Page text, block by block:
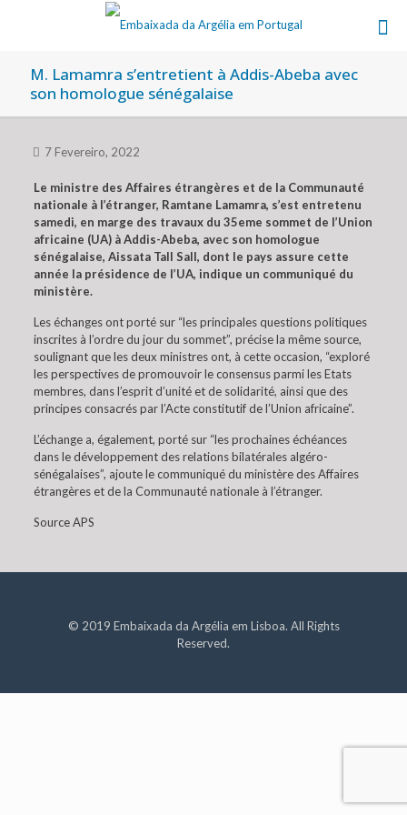
M. Lamamra s’entretient à Addis-Abeba avec
son homologue sénégalaise
7 Fevereiro, 2022
Le ministre des Affaires étrangères et de la Communauté
nationale à l’étranger, Ramtane Lamamra, s’est entretenu
samedi, en marge des travaux du 35eme sommet de l’Union
africaine (UA) à Addis-Abeba, avec son homologue
sénégalaise, Aissata Tall Sall, dont le pays assure cette
année la présidence de l’UA, indique un communiqué du
ministère.
Les échanges ont porté sur “les principales questions politiques
inscrites à l’ordre du jour du sommet”, précise la même source,
soulignant que les deux ministres ont, à cette occasion, “exploré
les perspectives de promouvoir le consensus parmi les Etats
membres, dans l’esprit d’unité et de solidarité, ainsi que des
principes consacrés par l’Acte constitutif de l’Union africaine”.
L’échange a, également, porté sur “les prochaines échéances
dans le développement des relations bilatérales algéro-
sénégalaises”, ajoute le communiqué du ministère des Affaires
étrangères et de la Communauté nationale à l’étranger.
Source APS
© 2019 Embaixada da Argélia em Lisboa. All Rights
Reserved.